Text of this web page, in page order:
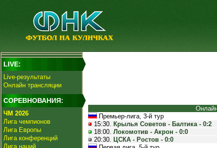
LIVE:
Live-результаты
Онлайн трансляции
СОРЕВНОВАНИЯ:
ЧМ 2026
Лига чемпионов
Лига Европы
Лига конференций
Лига наций
Премьер-лига, 3-й тур
15:30. Крылья Советов - Балтика - 0:2
18:00. Локомотив - Акрон - 0:0
20:30. ЦСКА - Ростов - 0:0